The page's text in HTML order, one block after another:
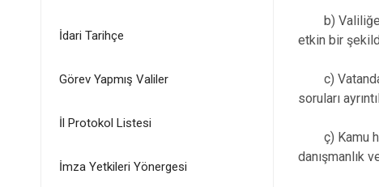
İdari Tarihçe
Görev Yapmış Valiler
İl Protokol Listesi
İmza Yetkileri Yönergesi
b) Valiliğe
etkin bir
c)
soruları
ç) Kamu
danışmanlık